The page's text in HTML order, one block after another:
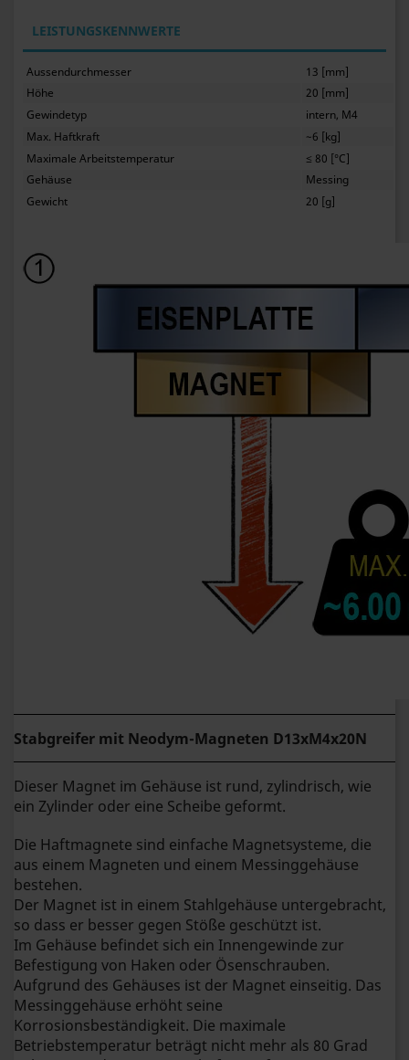
LEISTUNGSKENNWERTE
Aussendurchmesser
13 [mm]
Höhe
20 [mm]
Gewindetyp
intern, M4
Max. Haftkraft
~6 [kg]
Maximale Arbeitstemperatur
≤ 80 [°C]
Gehäuse
Messing
Gewicht
20 [g]
Stabgreifer mit Neodym-Magneten D13xM4x20N
Dieser Magnet im Gehäuse ist rund, zylindrisch, wie
ein Zylinder oder eine Scheibe geformt.
Die Haftmagnete sind einfache Magnetsysteme, die
aus einem Magneten und einem Messinggehäuse
bestehen.
Der Magnet ist in einem Stahlgehäuse untergebracht,
so dass er besser gegen Stöße geschützt ist.
Im Gehäuse befindet sich ein Innengewinde zur
Befestigung von Haken oder Ösenschrauben.
Aufgrund des Gehäuses ist der Magnet einseitig. Das
Messinggehäuse erhöht seine
Korrosionsbeständigkeit. Die maximale
Betriebstemperatur beträgt nicht mehr als 80 Grad